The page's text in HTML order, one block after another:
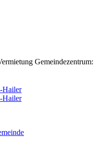
Gemeindezentrum: